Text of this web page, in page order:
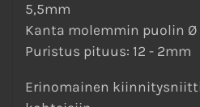
5,5mm
Kanta molemmin puolin Ø
Puristus pituus: 12 - 2mm
Erinomainen